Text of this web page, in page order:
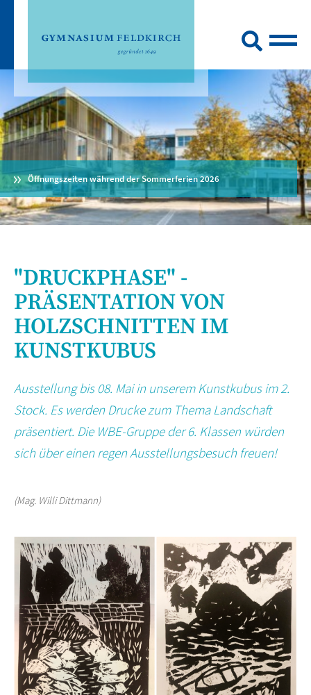
Öffnungszeiten während der Sommerferien 2026
"DRUCKPHASE" -
PRÄSENTATION VON
HOLZSCHNITTEN IM
KUNSTKUBUS
Ausstellung bis 08. Mai in unserem Kunstkubus im 2.
Stock. Es werden Drucke zum Thema Landschaft
präsentiert. Die WBE-Gruppe der 6. Klassen würden
sich über einen regen Ausstellungsbesuch freuen!
(Mag. Willi Dittmann)